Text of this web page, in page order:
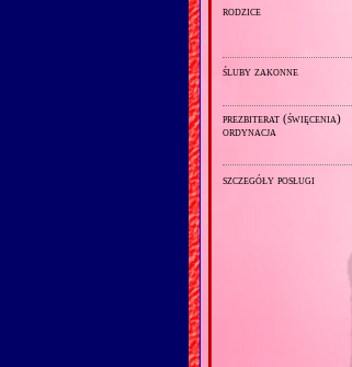
rodzice
śluby zakonne
prezbiterat (święcenia)
ordynacja
szczegóły posługi